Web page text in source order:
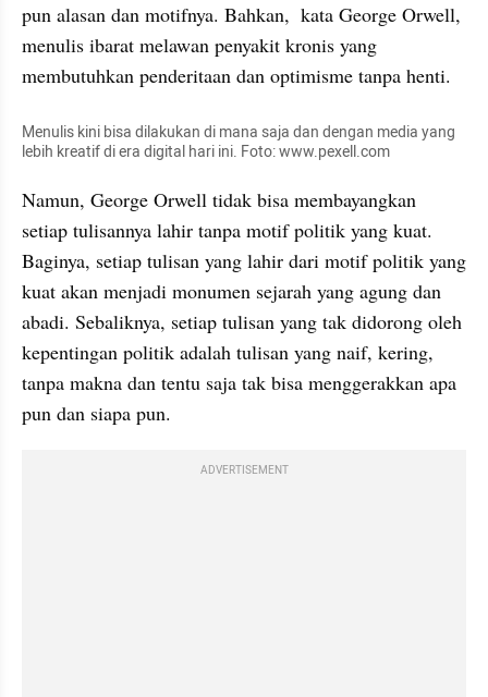
pun alasan dan motifnya. Bahkan,  kata George Orwell,
menulis ibarat melawan penyakit kronis yang
membutuhkan penderitaan dan optimisme tanpa henti.
Menulis kini bisa dilakukan di mana saja dan dengan media yang
lebih kreatif di era digital hari ini. Foto: www.pexell.com
Namun, George Orwell tidak bisa membayangkan
setiap tulisannya lahir tanpa motif politik yang kuat.
Baginya, setiap tulisan yang lahir dari motif politik yang
kuat akan menjadi monumen sejarah yang agung dan
abadi. Sebaliknya, setiap tulisan yang tak didorong oleh
kepentingan politik adalah tulisan yang naif, kering,
tanpa makna dan tentu saja tak bisa menggerakkan apa
pun dan siapa pun.
ADVERTISEMENT